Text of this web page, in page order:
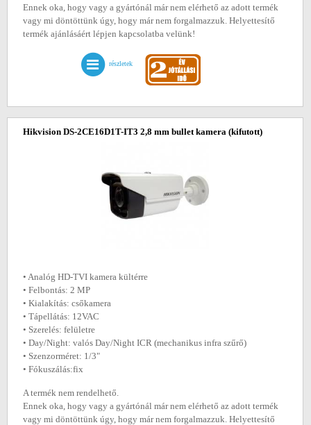
Ennek oka, hogy vagy a gyártónál már nem elérhető az adott termék
vagy mi döntöttünk úgy, hogy már nem forgalmazzuk. Helyettesítő
termék ajánlásáért lépjen kapcsolatba velünk!
részletek
Hikvision DS-2CE16D1T-IT3 2,8 mm bullet kamera (kifutott)
• Analóg HD-TVI kamera kültérre
• Felbontás: 2 MP
• Kialakítás: csőkamera
• Tápellátás: 12VAC
• Szerelés: felületre
• Day/Night: valós Day/Night ICR (mechanikus infra szűrő)
• Szenzorméret: 1/3"
• Fókuszálás:fix
A termék nem rendelhető.
Ennek oka, hogy vagy a gyártónál már nem elérhető az adott termék
vagy mi döntöttünk úgy, hogy már nem forgalmazzuk. Helyettesítő